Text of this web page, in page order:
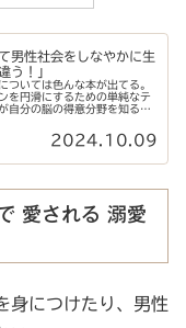
男性社会をしなやかに生
う！」
ついては色んな本が出てる。
を円滑にするための単純なテ
自分の脳の得意分野を知るこ
てくれる女の必読書。
2024.10.09
愛される 溺愛
身につけたり、男性